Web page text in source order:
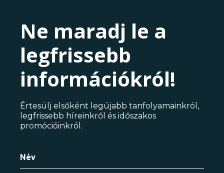
Ne maradj le a
legfrissebb
információkról!
Értesülj elsőként legújabb tanfolyamainkról,
legfrissebb híreinkről és időszakos
promócióinkról.